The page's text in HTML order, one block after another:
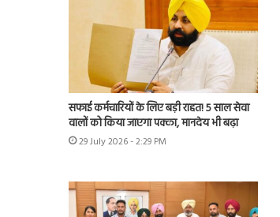
सफाई कर्मचारियों के लिए बड़ी राहत! 5 साल सेवा
वालों को किया जाएगा पक्का, मानदेय भी बढ़ा
29 July 2026 - 2:29 PM